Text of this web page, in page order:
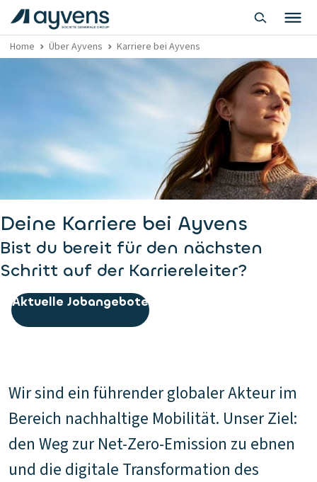
Home Über Ayvens Karriere bei Ayvens
Deine Karriere bei Ayvens
Bist du bereit für den nächsten
Schritt auf der Karriereleiter?
Aktuelle Jobangebote
Wir sind ein führender globaler Akteur im
Bereich nachhaltige Mobilität. Unser Ziel:
den Weg zur Net-Zero-Emission zu ebnen
und die digitale Transformation des